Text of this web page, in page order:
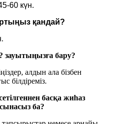
60 күн.
қандай?
.
зауытыңызға бару?
алдын ала бізбен
білдіреміз.
басқа жиһаз
ба?